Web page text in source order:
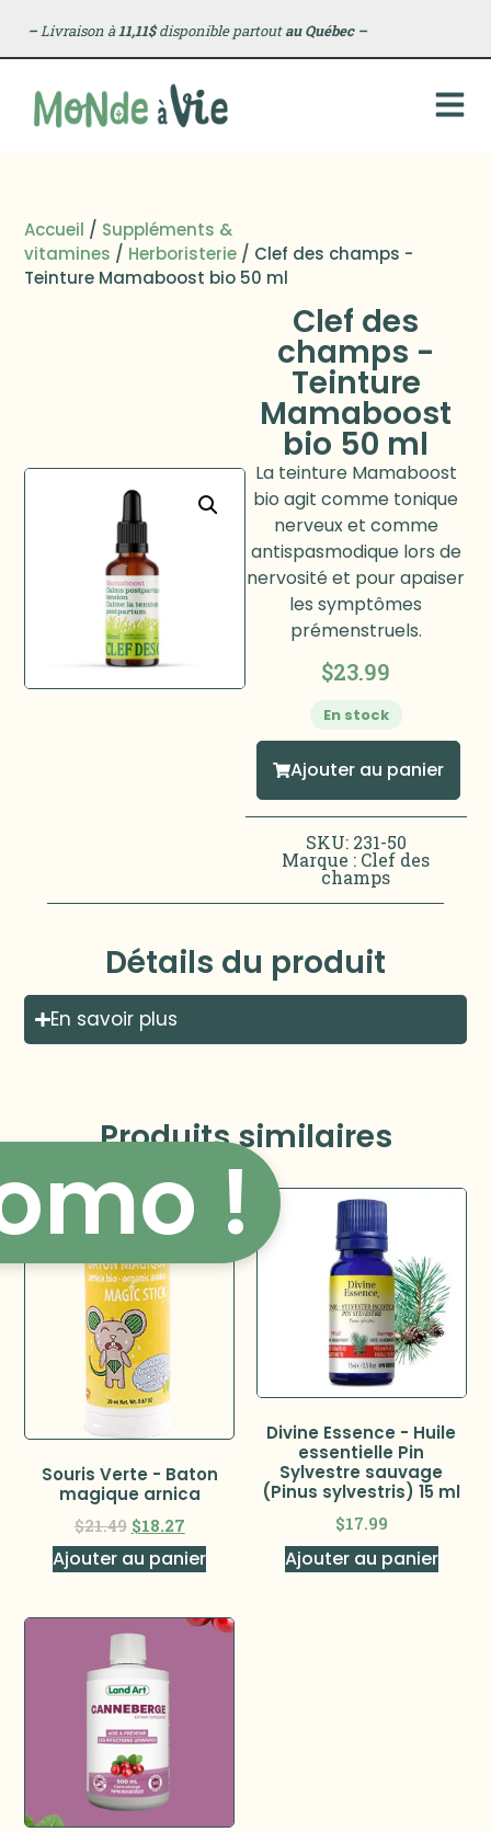
–Livraison à11,11$disponible partoutau Québec –
Accueil / Suppléments &
vitamines / Herboristerie / Clef des champs -
Teinture Mamaboost bio 50 ml
Clef des
champs -
Teinture
Mamaboost
bio 50 ml
La teinture Mamaboost
bio agit comme tonique
nerveux et comme
antispasmodique lors de
nervosité et pour apaiser
les symptômes
prémenstruels.
$23.99
En stock
Ajouter au panier
SKU: 231-50
Marque : Clef des
champs
Détails du produit
En savoir plus
Produits similaires
!
Souris Verte - Baton
magique arnica
$21.49 $18.27
Ajouter au panier
Divine Essence - Huile
essentielle Pin
Sylvestre sauvage
(Pinus sylvestris) 15 ml
$17.99
Ajouter au panier